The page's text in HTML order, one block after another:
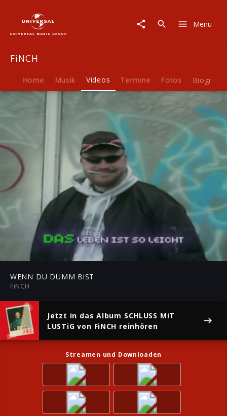
DU
Menu
FiNCH
Home Musik Videos Termine Fotos Biografie
Play
Play
WENN DU DUMM BiST
FiNCH
Jetzt in das Album SCHLUSS MiT
LUSTiG von FiNCH reinhören
Streamen und Downloaden